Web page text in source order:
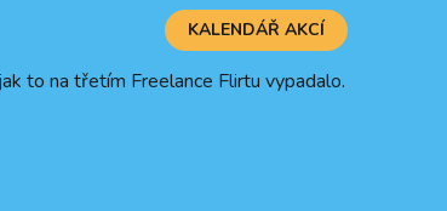
KALENDÁŘ AKCÍ
to na třetím Freelance Flirtu vypadalo.